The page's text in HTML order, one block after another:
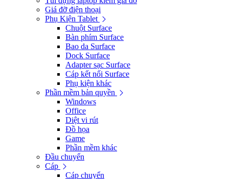
Giá đỡ điện thoại
Phụ Kiện Tablet
Chuột Surface
Bàn phím Surface
Bao da Surface
Dock Surface
Adapter sạc Surface
Cáp kết nối Surface
Phụ kiện khác
Phần mềm bản quyền
Windows
Office
Diệt vi rút
Đồ họa
Game
Phần mềm khác
Đầu chuyển
Cáp
Cáp chuyển